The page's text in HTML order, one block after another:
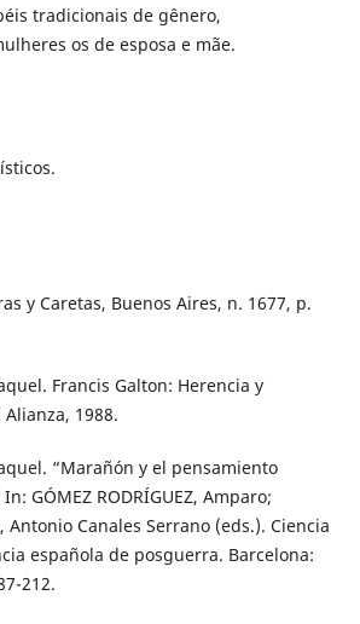
tradicionais de gênero,
os de esposa e mãe.
y Caretas, Buenos Aires, n. 1677, p.
Francis Galton: Herencia y
1988.
“Marañón y el pensamiento
GÓMEZ RODRÍGUEZ, Amparo;
Antonio Canales Serrano (eds.). Ciencia
española de posguerra. Barcelona:
212.